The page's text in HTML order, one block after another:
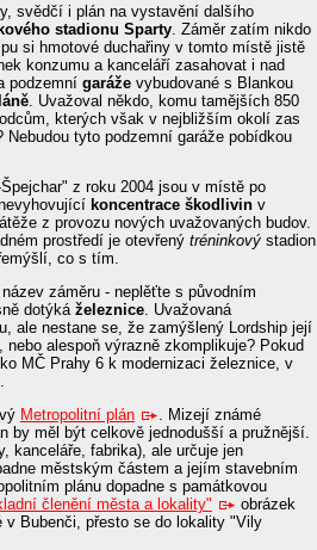
svědčí i plán na vystavění dalšího
stadionu Sparty. Záměr zatím nikdo
si hmotové duchařiny v tomto místě jistě
konzumu a kanceláří zasahovat i nad
podzemní garáže vybudované s Blankou
. Uvažoval někdo, komu tamějších 850
kterých však v nejbližším okolí zas
tyto podzemní garáže pobídkou
z roku 2004 jsou v místě po
koncentrace škodlivinv
z provozu nových uvažovaných budov.
prostředí je otevřený tréninkovýstadion
co s tím.
záměru - neplěťte s původním
dotýkáželeznice. Uvažovaná
ale nestane se, že zamýšlený Lordship její
alespoň výrazně zkomplikuje? Pokud
MČ Prahy 6 k modernizaci železnice, v
Metropolitní plán
. Mizejí známé
by měl být celkově jednodušší a pružnější.
kanceláře, fabrika), ale určuje jen
městským částem a jejím stavebním
plánu dopadne s památkovou
členění města a lokality"
obrázek
v Bubenči, přesto se do lokality "Vily